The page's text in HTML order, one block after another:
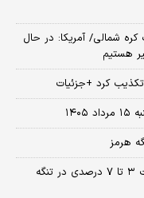
شمالی/ آمریکا: در حال
هستیم
تکذیب کرد +جزئیات
هرمز
رویترز: ایران و عمان برای تعیین تعرفه ترانزیت ۳ تا ۷ درصدی در تنگه